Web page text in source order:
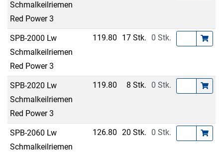
Schmalkeilriemen
Red Power 3
SPB-2000 Lw
Schmalkeilriemen
Red Power 3
119.80 17 Stk. 0 Stk.
SPB-2020 Lw
Schmalkeilriemen
Red Power 3
119.80 8 Stk. 0 Stk.
SPB-2060 Lw
Schmalkeilriemen
126.80 20 Stk. 0 Stk.